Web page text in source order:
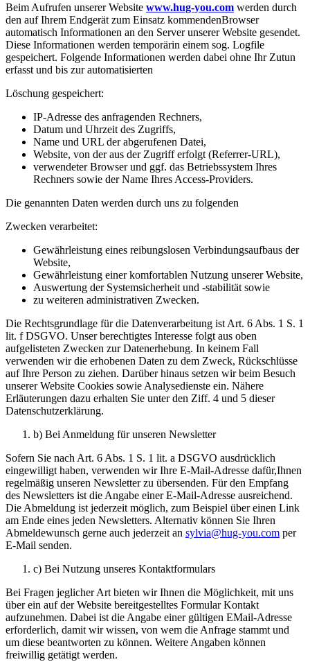
Beim Aufrufen unserer Website www.hug-you.com werden durch
den auf Ihrem Endgerät zum Einsatz kommendenBrowser
automatisch Informationen an den Server unserer Website gesendet.
Diese Informationen werden temporärin einem sog. Logfile
gespeichert. Folgende Informationen werden dabei ohne Ihr Zutun
erfasst und bis zur automatisierten
Löschung gespeichert:
IP-Adresse des anfragenden Rechners,
Datum und Uhrzeit des Zugriffs,
Name und URL der abgerufenen Datei,
Website, von der aus der Zugriff erfolgt (Referrer-URL),
verwendeter Browser und ggf. das Betriebssystem Ihres
Rechners sowie der Name Ihres Access-Providers.
Die genannten Daten werden durch uns zu folgenden
Zwecken verarbeitet:
Gewährleistung eines reibungslosen Verbindungsaufbaus der
Website,
Gewährleistung einer komfortablen Nutzung unserer Website,
Auswertung der Systemsicherheit und -stabilität sowie
zu weiteren administrativen Zwecken.
Die Rechtsgrundlage für die Datenverarbeitung ist Art. 6 Abs. 1 S. 1
lit. f DSGVO. Unser berechtigtes Interesse folgt aus oben
aufgelisteten Zwecken zur Datenerhebung. In keinem Fall
verwenden wir die erhobenen Daten zu dem Zweck, Rückschlüsse
auf Ihre Person zu ziehen. Darüber hinaus setzen wir beim Besuch
unserer Website Cookies sowie Analysedienste ein. Nähere
Erläuterungen dazu erhalten Sie unter den Ziff. 4 und 5 dieser
Datenschutzerklärung.
b) Bei Anmeldung für unseren Newsletter
Sofern Sie nach Art. 6 Abs. 1 S. 1 lit. a DSGVO ausdrücklich
eingewilligt haben, verwenden wir Ihre E-Mail-Adresse dafür,Ihnen
regelmäßig unseren Newsletter zu übersenden. Für den Empfang
des Newsletters ist die Angabe einer E-Mail-Adresse ausreichend.
Die Abmeldung ist jederzeit möglich, zum Beispiel über einen Link
am Ende eines jeden Newsletters. Alternativ können Sie Ihren
Abmeldewunsch gerne auch jederzeit an sylvia@hug-you.com per
E-Mail senden.
c) Bei Nutzung unseres Kontaktformulars
Bei Fragen jeglicher Art bieten wir Ihnen die Möglichkeit, mit uns
über ein auf der Website bereitgestelltes Formular Kontakt
aufzunehmen. Dabei ist die Angabe einer gültigen EMail-Adresse
erforderlich, damit wir wissen, von wem die Anfrage stammt und
um diese beantworten zu können. Weitere Angaben können
freiwillig getätigt werden.